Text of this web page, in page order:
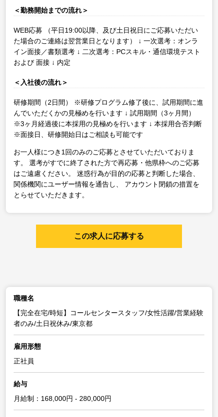
＜勤務開始までの流れ＞
WEB応募 （平日19:00以降、及び土日祝日にご応募いただい
た場合のご連絡は翌営業日となります）
↓ 一次選考：オンラ
イン面接／書類選考 ↓ 二次選考：PCスキル・通信環境テスト
および 面接 ↓ 内定
＜入社後の流れ＞
研修期間（2日間）
※研修プログラム修了後に、試用期間に進
んでいただくかの見極めを行います ↓ 試用期間（3ヶ月間）
※3ヶ月経過後に本採用の見極めを行います ↓ 本採用合否判断
※面接日、研修開始日はご相談も可能です
お一人様につき1回のみのご応募とさせていただいておりま
す。
選考がすでに終了された方で再応募・他県枠へのご応募
はご遠慮ください。
迷惑行為が目的の応募と判断した場合、
関係機関にユーザー情報を通告し、
アカウント閉鎖の措置を
とらせていただきます。
この求人に応募する
職種名
【完全在宅/時短】コールセンタースタッフ/女性活躍/営業経験
者のみ/土日祝休み/東京都
雇用形態
正社員
給与
月給制：168,000円 - 280,000円